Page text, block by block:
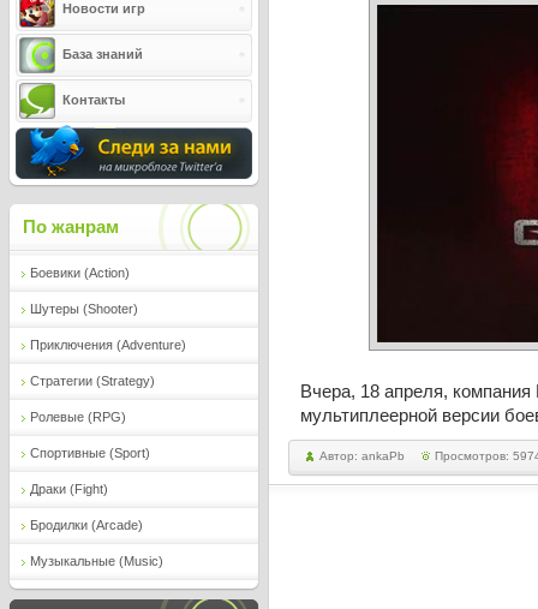
Вчера, 18 апреля,
мультиплеерной версии
Автор: ankaPb Просмотров:
Новости игр
База знаний
Контакты
По жанрам
Боевики (Action)
Шутеры (Shooter)
Приключения (Adventure)
Стратегии (Strategy)
Ролевые (RPG)
Спортивные (Sport)
Драки (Fight)
Бродилки (Arcade)
Музыкальные (Music)